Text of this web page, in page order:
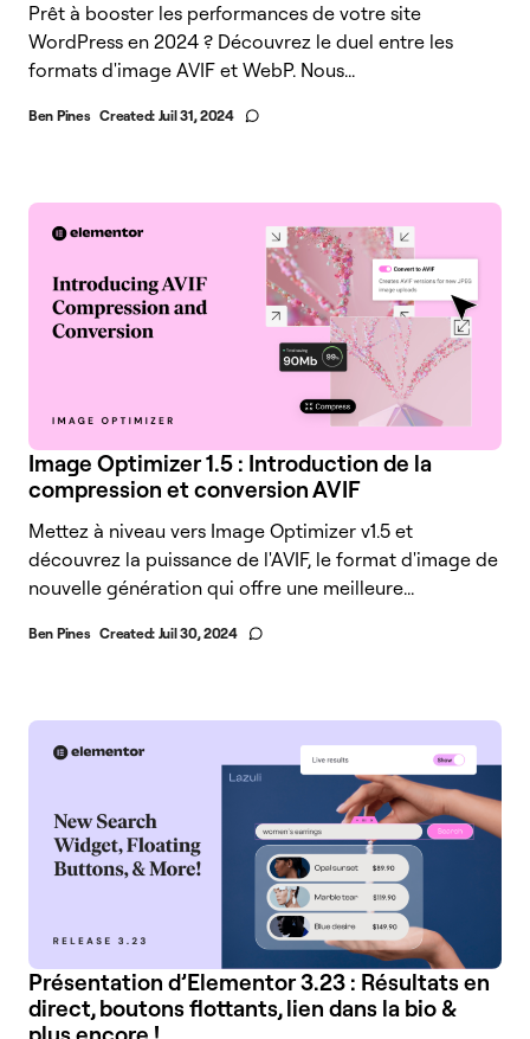
Prêt à booster les performances de votre site
WordPress en 2024 ? Découvrez le duel entre les
formats d'image AVIF et WebP. Nous...
Ben Pines Created: Juil 31, 2024
Image Optimizer 1.5 : Introduction de la
compression et conversion AVIF
Mettez à niveau vers Image Optimizer v1.5 et
découvrez la puissance de l'AVIF, le format d'image de
nouvelle génération qui offre une meilleure...
Ben Pines Created: Juil 30, 2024
Présentation d’Elementor 3.23 : Résultats en
direct, boutons flottants, lien dans la bio &